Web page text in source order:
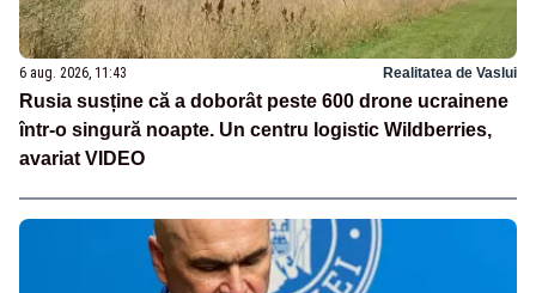
6 aug. 2026, 11:43 Realitatea de Vaslui
Rusia susține că a doborât peste 600 drone ucrainene
într-o singură noapte. Un centru logistic Wildberries,
avariat VIDEO